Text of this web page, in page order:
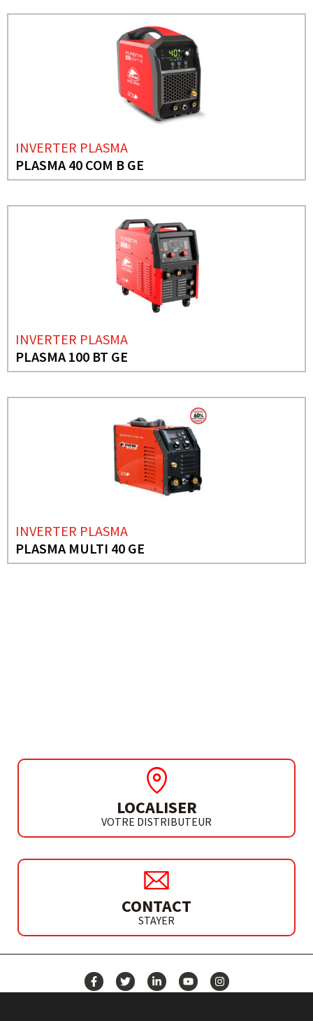
INVERTER PLASMA
PLASMA 40 COM B GE
INVERTER PLASMA
PLASMA 100 BT GE
INVERTER PLASMA
PLASMA MULTI 40 GE
LOCALISER
VOTRE DISTRIBUTEUR
CONTACT
STAYER